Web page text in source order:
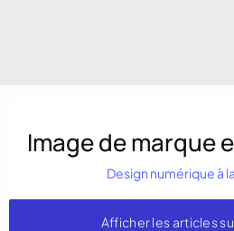
Image de marque
Design numérique à
Afficher les articles